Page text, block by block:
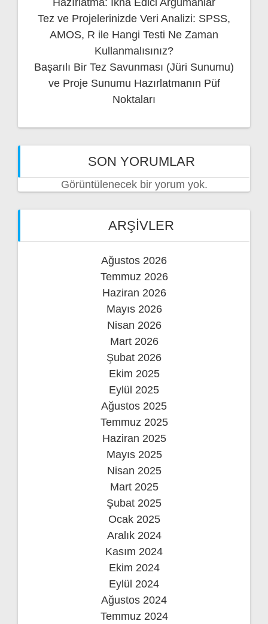
Tez ve Projelerinizde Veri Analizi: SPSS,
AMOS, R ile Hangi Testi Ne Zaman
Kullanmalısınız?
Başarılı Bir Tez Savunması (Jüri Sunumu)
ve Proje Sunumu Hazırlatmanın Püf
Noktaları
SON YORUMLAR
Görüntülenecek bir yorum yok.
ARŞIVLER
Ağustos 2026
Temmuz 2026
Haziran 2026
Mayıs 2026
Nisan 2026
Mart 2026
Şubat 2026
Ekim 2025
Eylül 2025
Ağustos 2025
Temmuz 2025
Haziran 2025
Mayıs 2025
Nisan 2025
Mart 2025
Şubat 2025
Ocak 2025
Aralık 2024
Kasım 2024
Ekim 2024
Eylül 2024
Ağustos 2024
Temmuz 2024